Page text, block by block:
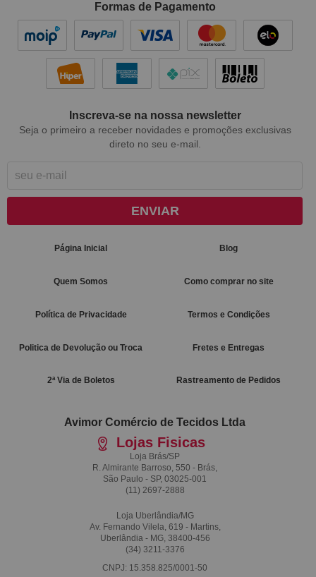
Formas de Pagamento
Inscreva-se na nossa newsletter
Seja o primeiro a receber novidades e promoções exclusivas
direto no seu e-mail.
ENVIAR
Página Inicial Blog
Quem Somos Como comprar no site
Política de Privacidade Termos e Condições
Politica de Devolução ou Troca Fretes e Entregas
2ª Via de Boletos Rastreamento de Pedidos
Avimor Comércio de Tecidos Ltda
Lojas Fisicas
Loja Brás/SP
R. Almirante Barroso, 550 - Brás,
São Paulo - SP, 03025-001
(11) 2697-2888
Loja Uberlândia/MG
Av. Fernando Vilela, 619 - Martins,
Uberlândia - MG, 38400-456
(34) 3211-3376
CNPJ: 15.358.825/0001-50